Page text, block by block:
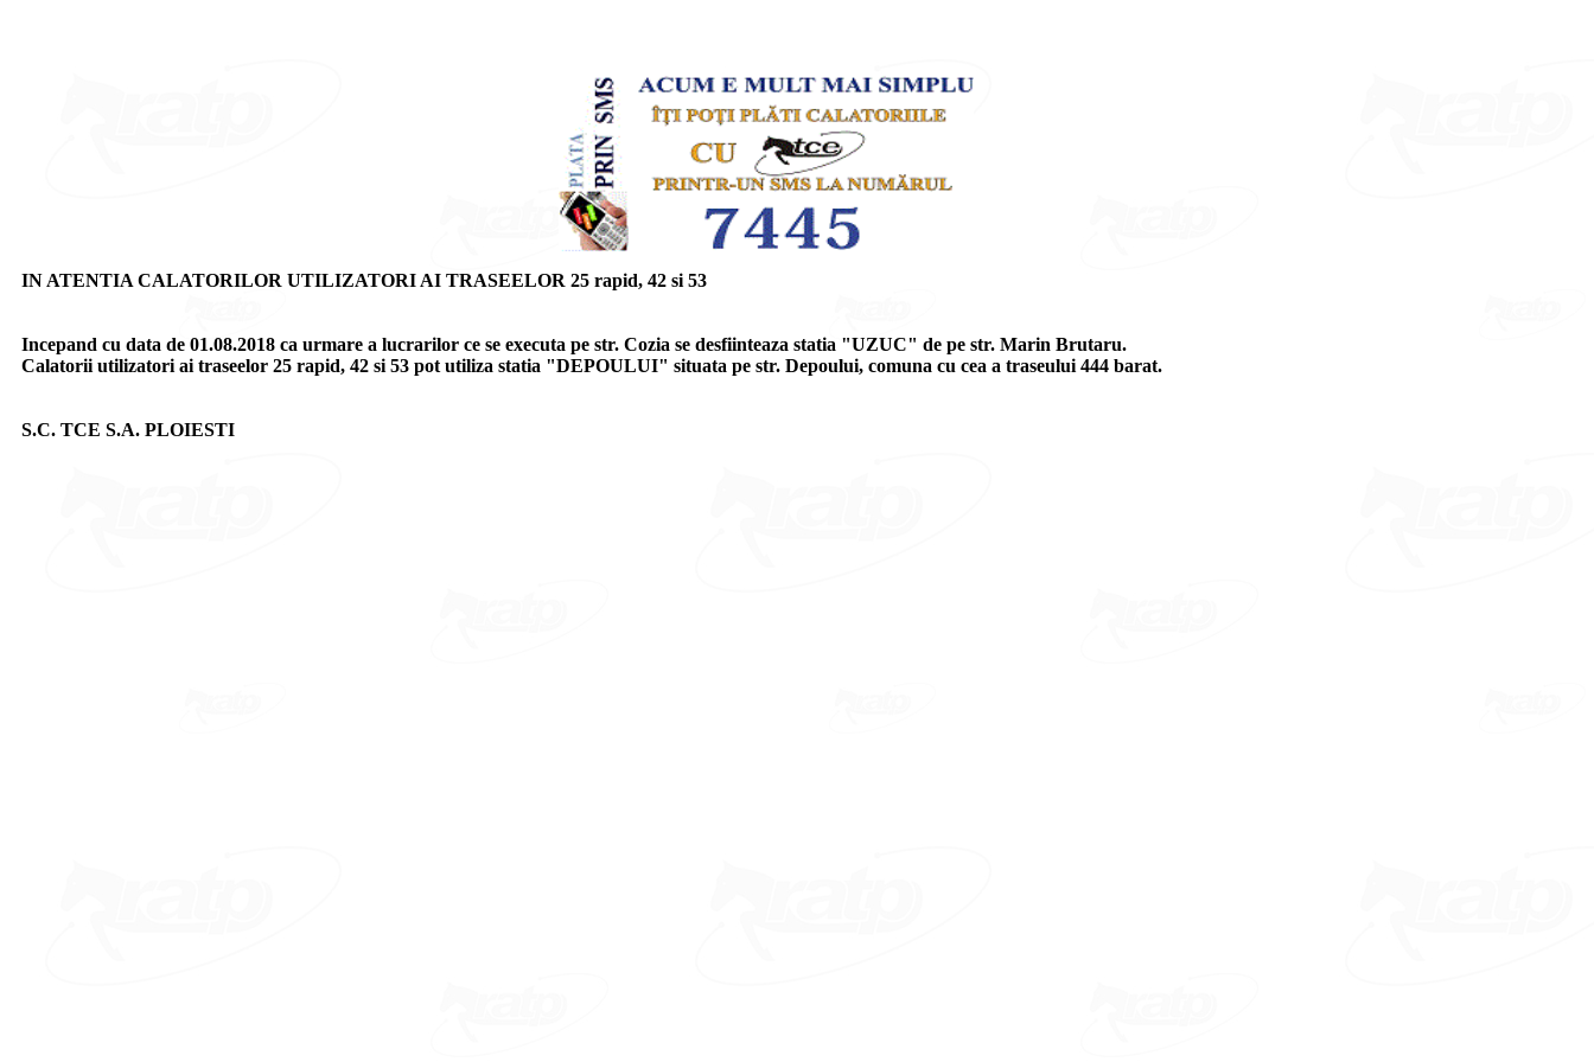
IN ATENTIA CALATORILOR UTILIZATORI AI TRASEELOR 25 rapid, 42 si 53
Incepand cu data de 01.08.2018 ca urmare a lucrarilor ce se executa pe str. Cozia se desfiinteaza statia "UZUC" de pe str. Marin Brutaru.
Calatorii utilizatori ai traseelor 25 rapid, 42 si 53 pot utiliza statia "DEPOULUI" situata pe str. Depoului, comuna cu cea a traseului 444 barat.
S.C. TCE S.A. PLOIESTI